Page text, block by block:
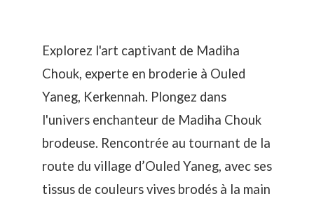
Explorez l'art captivant de Madiha
Chouk, experte en broderie à Ouled
Yaneg, Kerkennah. Plongez dans
l'univers enchanteur de Madiha Chouk
brodeuse. Rencontrée au tournant de la
route du village d’Ouled Yaneg, avec ses
tissus de couleurs vives brodés à la main